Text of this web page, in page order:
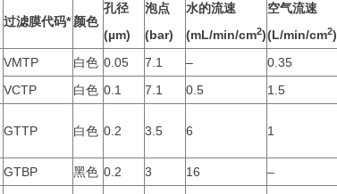
过滤膜代码*颜色
孔径
(µm)
泡点
(bar)
水的流速
(mL/min/cm2)
空气流速
(L/min/cm2)
VMTP 白色 0.05 7.1 –
0.35
VCTP
白色 0.1 7.1 0.5
1.5
GTTP 白色 0.2 3.5 6 1
GTBP 黑色 0.2 3 16
–